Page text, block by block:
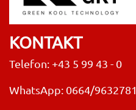
KONTAKT
Telefon: +43 5 99 43 - 0
WhatsApp: 0664/9632781